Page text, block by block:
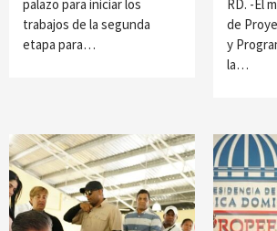
palazo para iniciar los
trabajos de la segunda
etapa para…
RD. -El
de
y
la…